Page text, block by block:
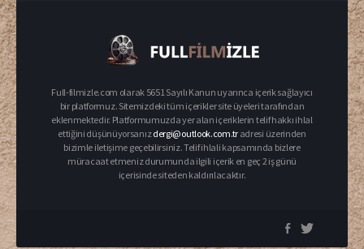
Full-filmizle.com olarak 5651 Sayılı Kanun uyarınca içerik sağlayıcı
bir platformuz. Sitemizdeki tüm içerikler site üyeleri tarafından
eklenmektedir. Platformumuzda yer alan içeriklerin telif hakkı ihlal
ettiğini düşünüyorsanızdergi@outlook.com.tr adresi üzerinden
bizimle iletişime geçebilirsiniz. Telif ihlali kapsamında bizlere
müracaat etmeniz durumunda ilgili içerik en geç 2 iş günü
içerisinde siteden kaldırılacaktır.